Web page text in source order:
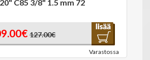
C85 3/8" 1.5 mm 72
127.00€
Varastossa